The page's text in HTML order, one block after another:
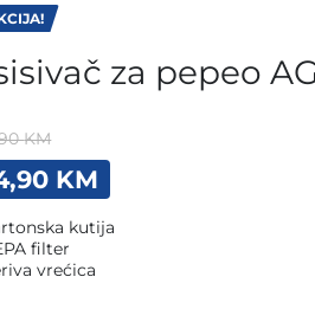
za pepeo
KM
KM.
KM
Current
price
is:
kutija
filter
vrećica